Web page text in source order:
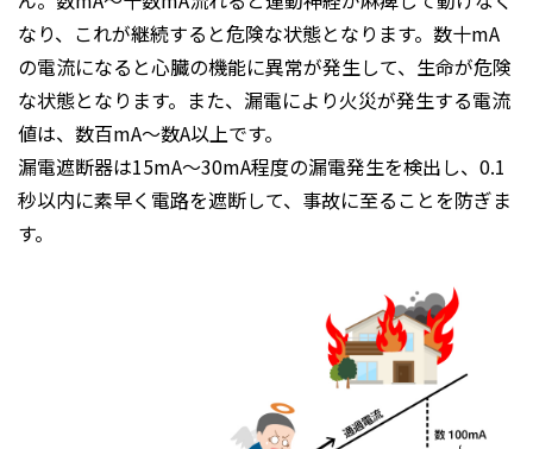
なり、これが継続すると危険な状態となります。数十mA
の電流になると心臓の機能に異常が発生して、生命が危険
な状態となります。また、漏電により火災が発生する電流
値は、数百mA～数A以上です。
漏電遮断器は15mA～30mA程度の漏電発生を検出し、0.1
秒以内に素早く電路を遮断して、事故に至ることを防ぎま
す。